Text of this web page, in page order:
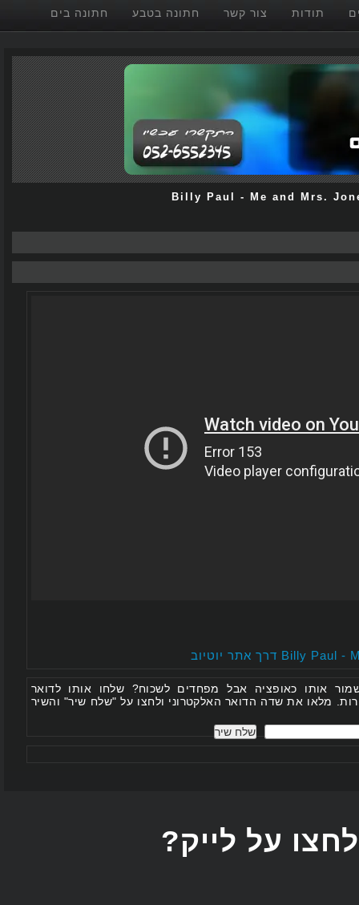
תודות צור קשר חתונה בטבע חתונה בים
Billy Paul- Me and Mrs.
אותו כאופציה אבל מפחדים לשכוח? שלחו אותו לדואר
מלאו את שדה הדואר האלקטרוני ולחצו על "שלח שיר" והשיר
על לייק?